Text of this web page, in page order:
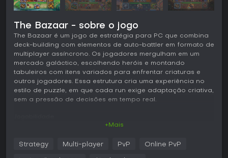
The Bazaar - sobre o jogo
The Bazaar é um jogo de estratégia para PC que combina
deck-building com elementos de auto-battler em formato de
multiplayer assíncrono. Os jogadores mergulham em um
mercado galáctico, escolhendo heróis e montando
tabuleiros com itens variados para enfrentar criaturas e
outros jogadores. Essa estrutura cria uma experiência no
estilo de puzzle, em que cada run exige adaptação criativa,
sem a pressão de decisões em tempo real.
estilo de jogo único. Você coleta mais de 100 itens
+Mais
Strategy Multi-player PvP Online PvP